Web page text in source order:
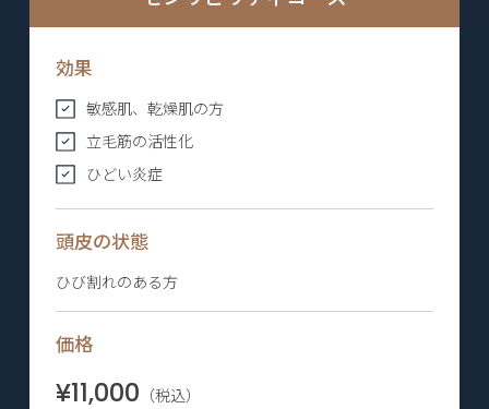
効果
敏感肌、乾燥肌の方
立毛筋の活性化
ひどい炎症
頭皮の状態
ひび割れのある方
価格
¥11,000 （税込）